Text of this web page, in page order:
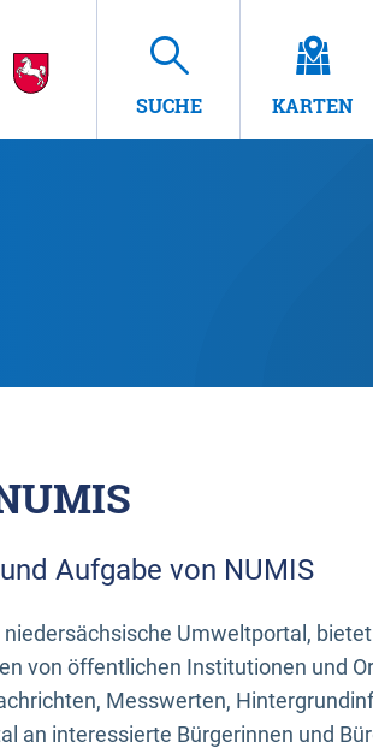
SUCHE KARTEN
Aufgabe von NUMIS
niedersächsische Umweltportal,
von öffentlichen Institutionen und
Messwerten,
an interessierte Bürgerinnen und